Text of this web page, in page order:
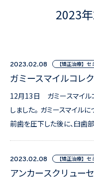
2023
2023.02.08 【矯正治療】
ガミースマイルコレ
12月13日 ガミースマイル
しました。 ガミースマイル
前歯を圧下した後に、臼歯
2023.02.08 【矯正治療】
アンカースクリュー